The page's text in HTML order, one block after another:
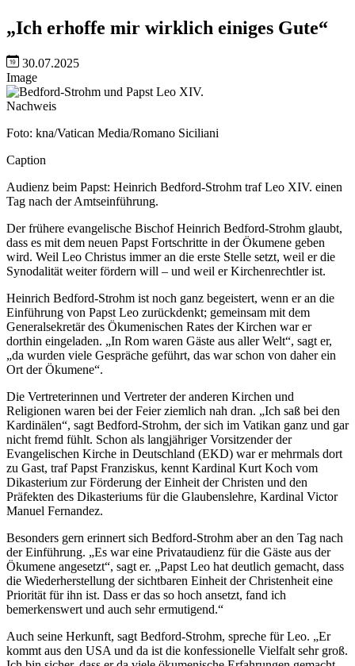
„Ich erhoffe mir wirklich einiges Gute“
30.07.2025
Image
Nachweis
Foto: kna/Vatican Media/Romano Siciliani
Caption
Audienz beim Papst: Heinrich Bedford-Strohm traf Leo XIV. einen
Tag nach der Amtseinführung.
Der frühere evangelische Bischof Heinrich Bedford-Strohm glaubt,
dass es mit dem neuen Papst Fortschritte in der Ökumene geben
wird. Weil Leo Christus immer an die erste Stelle setzt, weil er die
Synodalität weiter fördern will – und weil er Kirchenrechtler ist.
Heinrich Bedford-Strohm ist noch ganz begeistert, wenn er an die
Einführung von Papst Leo zurückdenkt; gemeinsam mit dem
Generalsekretär des Ökumenischen Rates der Kirchen war er
dorthin eingeladen. „In Rom waren Gäste aus aller Welt“, sagt er,
„da wurden viele Gespräche geführt, das war schon von daher ein
Ort der Ökumene“.
Die Vertreterinnen und Vertreter der anderen Kirchen und
Religionen waren bei der Feier ziemlich nah dran. „Ich saß bei den
Kardinälen“, sagt Bedford-Strohm, der sich im Vatikan ganz und gar
nicht fremd fühlt. Schon als langjähriger Vorsitzender der
Evangelischen Kirche in Deutschland (EKD) war er mehrmals dort
zu Gast, traf Papst Franziskus, kennt Kardinal Kurt Koch vom
Dikasterium zur Förderung der Einheit der Christen und den
Präfekten des Dikasteriums für die Glaubenslehre, Kardinal Victor
Manuel Fernandez.
Besonders gern erinnert sich Bedford-Strohm aber an den Tag nach
der Einführung. „Es war eine Privataudienz für die Gäste aus der
Ökumene angesetzt“, sagt er. „Papst Leo hat deutlich gemacht, dass
die Wiederherstellung der sichtbaren Einheit der Christenheit eine
Priorität für ihn ist. Dass er das so hoch ansetzt, fand ich
bemerkenswert und auch sehr ermutigend.“
Auch seine Herkunft, sagt Bedford-Strohm, spreche für Leo. „Er
kommt aus den USA und da ist die konfessionelle Vielfalt sehr groß.